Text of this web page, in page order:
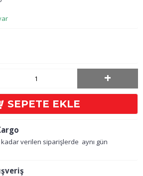
+
SEPETE EKLE
kadar verilen siparişlerde aynı gün